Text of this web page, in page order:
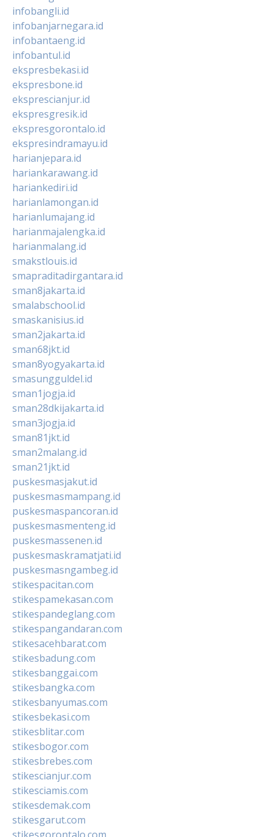
infobangli.id
infobanjarnegara.id
infobantaeng.id
infobantul.id
ekspresbekasi.id
ekspresbone.id
eksprescianjur.id
ekspresgresik.id
ekspresgorontalo.id
ekspresindramayu.id
harianjepara.id
hariankarawang.id
hariankediri.id
harianlamongan.id
harianlumajang.id
harianmajalengka.id
harianmalang.id
smakstlouis.id
smapraditadirgantara.id
sman8jakarta.id
smalabschool.id
smaskanisius.id
sman2jakarta.id
sman68jkt.id
sman8yogyakarta.id
smasungguldel.id
sman1jogja.id
sman28dkijakarta.id
sman3jogja.id
sman81jkt.id
sman2malang.id
sman21jkt.id
puskesmasjakut.id
puskesmasmampang.id
puskesmaspancoran.id
puskesmasmenteng.id
puskesmassenen.id
puskesmaskramatjati.id
puskesmasngambeg.id
stikespacitan.com
stikespamekasan.com
stikespandeglang.com
stikespangandaran.com
stikesacehbarat.com
stikesbadung.com
stikesbanggai.com
stikesbangka.com
stikesbanyumas.com
stikesbekasi.com
stikesblitar.com
stikesbogor.com
stikesbrebes.com
stikescianjur.com
stikesciamis.com
stikesdemak.com
stikesgarut.com
stikesgorontalo.com